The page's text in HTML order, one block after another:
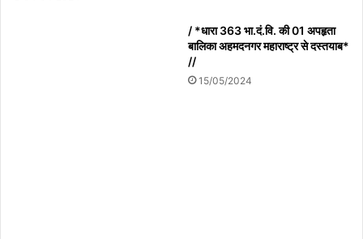
जिले में 9 से 17 अगस्त तक चलेगा ‘हर घर तिरंगा अभियान’
तथा 15 अगस्त तक होंगे ‘वंदे मातरम’ कार्यक्रम
/ *धारा 363 भा.दं.वि. की 01 अपहृता
बालिका अहमदनगर महाराष्ट्र से दस्तयाब*
//
15/05/2024